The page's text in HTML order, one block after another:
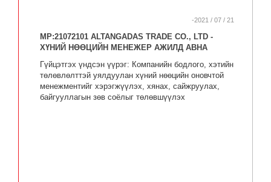
-2021 / 07 / 21
MP:21072101 ALTANGADAS TRADE CO., LTD -
ХҮНИЙ НӨӨЦИЙН МЕНЕЖЕР АЖИЛД АВНА
Гүйцэтгэх үндсэн үүрэг: Компанийн бодлого, хэтийн
төлөвлөлттэй уялдуулан хүний нөөцийн оновчтой
менежментийг хэрэгжүүлэх, хянах, сайжруулах,
байгууллагын зөв соёлыг төлөвшүүлэх